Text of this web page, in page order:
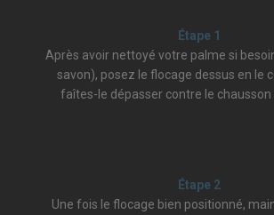
Étape 1
Après avoir nettoyé votre palme si
savon), posez le flocage dessus en le
faîtes-le dépasser contre le chausson
Étape 2
Une fois le flocage bien positionné,